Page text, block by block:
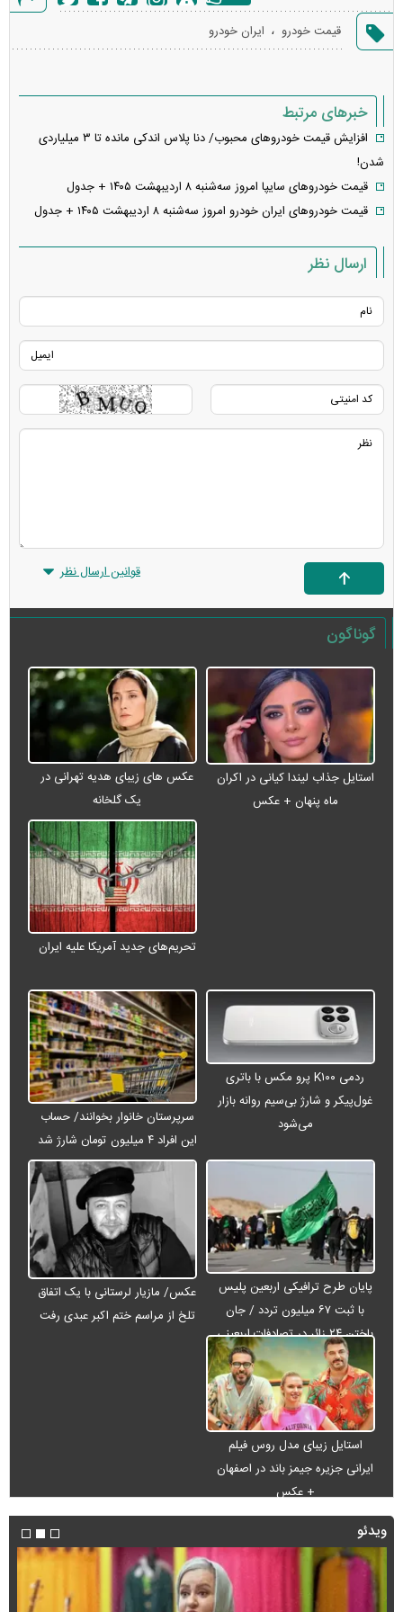
خطا
قیمت خودرو ، ایران خودرو
خبرهای مرتبط
افزایش قیمت خودرو‌های محبوب/ دنا پلاس اندکی مانده تا ۳ میلیاردی
شدن!
قیمت خودرو‌های سایپا امروز سه‌شنبه ۸ اردیبهشت ۱۴۰۵ + جدول
قیمت خودرو‌های ایران خودرو امروز سه‌شنبه ۸ اردیبهشت ۱۴۰۵ + جدول
ارسال نظر
قوانین ارسال نظر
گوناگون
استایل جذاب لیندا کیانی در اکران
ماه پنهان + عکس
عکس های زیبای هدیه تهرانی در
یک گلخانه
تحریم‌های جدید آمریکا علیه ایران
ردمی K۱۰۰ پرو مکس با باتری
غول‌پیکر و شارژ بی‌سیم روانه بازار
می‌شود
سرپرستان خانوار بخوانند/ حساب
این افراد ۴ میلیون تومان شارژ شد
پایان طرح ترافیکی اربعین پلیس
با ثبت ۶۷ میلیون تردد / جان
باختن ۲۴ زائر در تصادفات اربعینی
عکس/ مازیار لرستانی با یک اتفاق
تلخ از مراسم ختم اکبر عبدی رفت
استایل زیبای مدل روس فیلم
ایرانی جزیره جیمز باند در اصفهان
+ عکس
ویدئو